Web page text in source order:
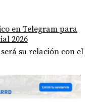
en Telegram para
2026
su relación con el